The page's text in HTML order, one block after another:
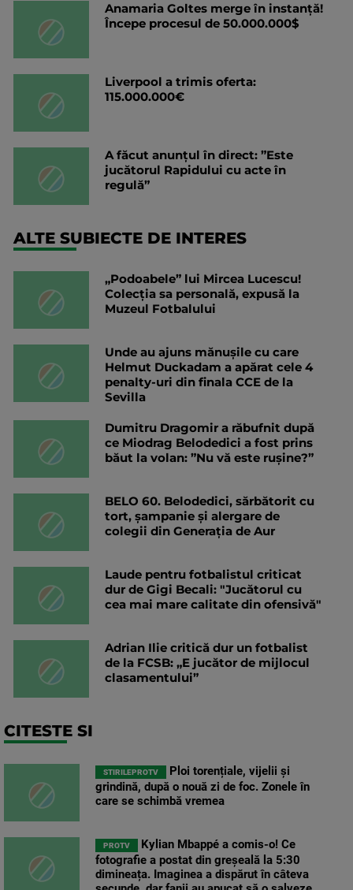
Anamaria Goltes merge în instanță!
Începe procesul de 50.000.000$
Liverpool a trimis oferta:
115.000.000€
A făcut anunțul în direct: ”Este
jucătorul Rapidului cu acte în
regulă”
ALTE SUBIECTE DE INTERES
„Podoabele” lui Mircea Lucescu!
Colecția sa personală, expusă la
Muzeul Fotbalului
Unde au ajuns mănușile cu care
Helmut Duckadam a apărat cele 4
penalty-uri din finala CCE de la
Sevilla
Dumitru Dragomir a răbufnit după
ce Miodrag Belodedici a fost prins
băut la volan: ”Nu vă este rușine?”
BELO 60. Belodedici, sărbătorit cu
tort, șampanie și alergare de
colegii din Generația de Aur
Laude pentru fotbalistul criticat
dur de Gigi Becali: "Jucătorul cu
cea mai mare calitate din ofensivă"
Adrian Ilie critică dur un fotbalist
de la FCSB: „E jucător de mijlocul
clasamentului”
CITESTE SI
STIRILEPROTV
Ploi torențiale, vijelii și
grindină, după o nouă zi de foc. Zonele în
care se schimbă vremea
PROTV
Kylian Mbappé a comis-o! Ce
fotografie a postat din greșeală la 5:30
dimineața. Imaginea a dispărut în câteva